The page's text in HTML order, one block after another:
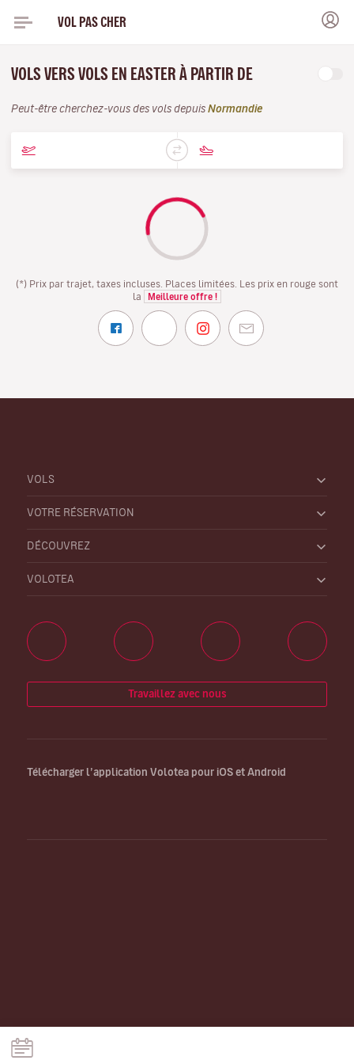
VOL PAS CHER
VOLS VERS VOLS EN EASTER À PARTIR DE
Peut-être cherchez-vous des vols depuis Normandie
(*) Prix par trajet, taxes incluses. Places limitées. Les prix en rouge sont
la
Meilleure offre !
VOLS
VOTRE RÉSERVATION
DÉCOUVREZ
VOLOTEA
Travaillez avec nous
Télécharger l’application Volotea pour iOS et Android